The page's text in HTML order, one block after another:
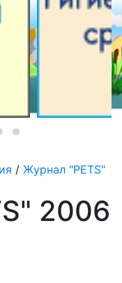
/ Журнал "PETS"
2006